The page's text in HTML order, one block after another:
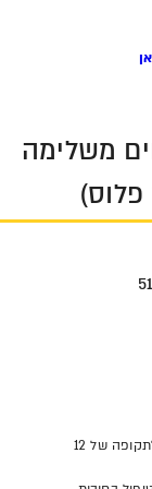
משלימה
מנורה מבטחים משלימה - הרכב השקעות הקרן לתקופה של 12